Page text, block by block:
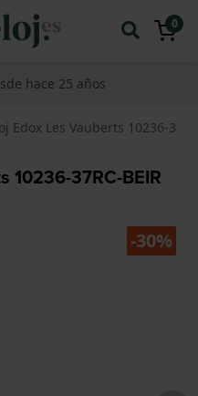
0
hace 25 años
Edox Les Vauberts 10236-
10236-37RC-BEIR
-30%